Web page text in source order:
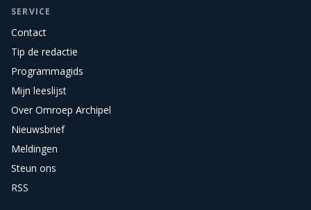
SERVICE
Contact
Tip de redactie
Programmagids
Mijn leeslijst
Over Omroep Archipel
Nieuwsbrief
Meldingen
Steun ons
RSS